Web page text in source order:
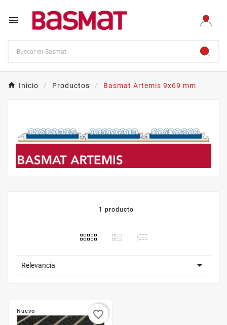

Inicio Productos Basmat Artemis 9x69 mm
1 producto
Relevancia 
Nuevo favorite_border